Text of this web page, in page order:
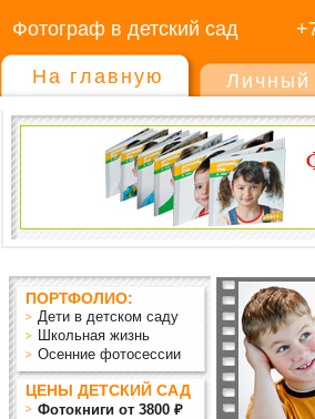
Фотограф в детский сад
На главную Личный
ПОРТФОЛИО:
Дети в детском саду
Школьная жизнь
Осенние фотосессии
ЦЕНЫ ДЕТСКИЙ САД
Фотокниги от 3800 ₽